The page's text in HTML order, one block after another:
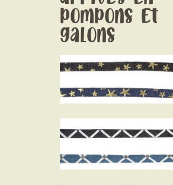
pompons et
galons